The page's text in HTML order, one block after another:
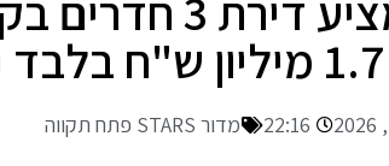
22:16 מדור STARS פתח תקווה